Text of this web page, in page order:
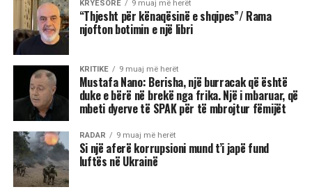
KRYESORE 9 muaj më herët
“Thjesht për kënaqësinë e shqipes”/ Rama
njofton botimin e një libri
KRITIKE 9 muaj më herët
Mustafa Nano: Berisha, një burracak që është
duke e bërë në brekë nga frika. Një i mbaruar, që
mbeti dyerve të SPAK për të mbrojtur fëmijët
RADAR 9 muaj më herët
Si një aferë korrupsioni mund t’i japë fund
luftës në Ukrainë